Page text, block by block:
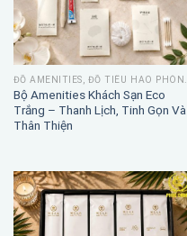
Bộ Amenities Khách Sạn Eco
Trắng – Thanh Lịch, Tinh Gọn Và
Thân Thiện